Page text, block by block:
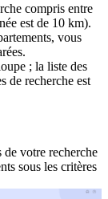
compris entre
est de 10 km).
vous
; la liste des
de recherche est
votre recherche
sous les critères